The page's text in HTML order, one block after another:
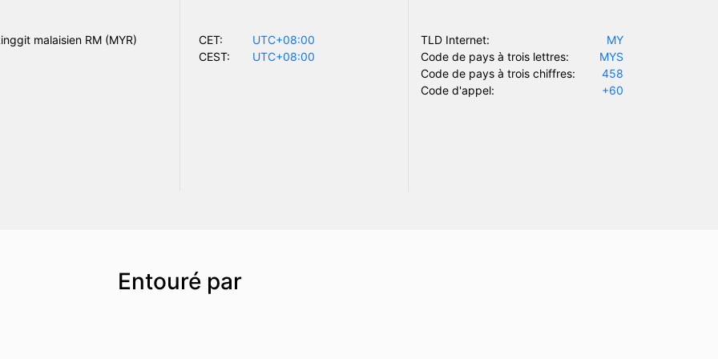
malaisien RM (MYR) CET:
UTC+08:00
CEST:
UTC+08:00
TLD Internet:
MY
Code de pays à trois lettres:
MYS
Code de pays à trois chiffres:
458
Code d'appel:
+60
Entouré par